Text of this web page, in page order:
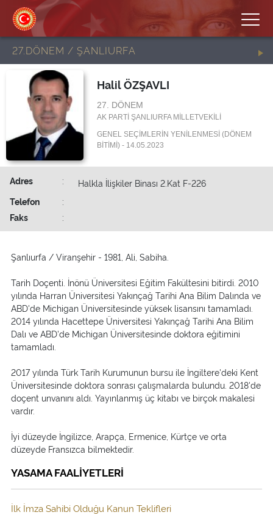
27.DÖNEM / ŞANLIURFA
Halil ÖZŞAVLI
27. DÖNEM
AK PARTİ ŞANLIURFA MİLLETVEKİLİ
GENEL SEÇİMLERİN YENİLENMESİ (DÖNEM
BİTİMİ) - 14.05.2023
Adres :
Halkla İlişkiler Binası 2.Kat F-226
Telefon
:
Faks
:
Şanlıurfa / Viranşehir - 1981, Ali, Sabiha.
Tarih Doçenti. İnönü Üniversitesi Eğitim Fakültesini bitirdi. 2010
yılında Harran Üniversitesi Yakınçağ Tarihi Ana Bilim Dalında ve
ABD'de Michigan Üniversitesinde yüksek lisansını tamamladı.
2014 yılında Hacettepe Üniversitesi Yakınçağ Tarihi Ana Bilim
Dalı ve ABD'de Michigan Üniversitesinde doktora eğitimini
tamamladı.
2017 yılında Türk Tarih Kurumunun bursu ile İngiltere'deki Kent
Üniversitesinde doktora sonrası çalışmalarda bulundu. 2018'de
doçent unvanını aldı. Yayınlanmış üç kitabı ve birçok makalesi
vardır.
İyi düzeyde İngilizce, Arapça, Ermenice, Kürtçe ve orta
düzeyde Fransızca bilmektedir.
YASAMA FAALİYETLERİ
İlk İmza Sahibi Olduğu Kanun Teklifleri